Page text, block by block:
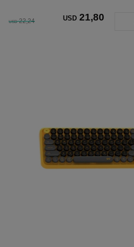
USD 22,24 USD 21,80